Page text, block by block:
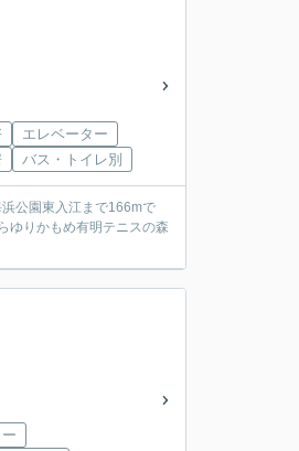
エレベーター
バス・トイレ別
公園東入江まで166mで
ゆりかもめ有明テニスの森